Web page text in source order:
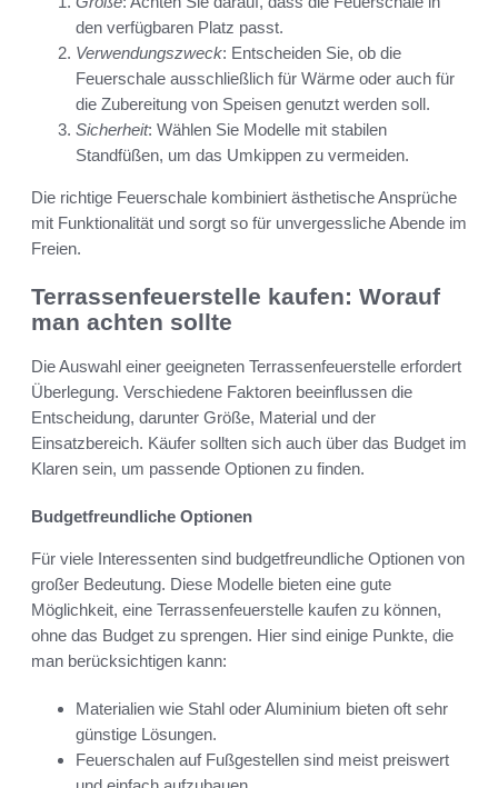
den verfügbaren Platz passt.
Verwendungszweck: Entscheiden Sie, ob die
Feuerschale ausschließlich für Wärme oder auch für
die Zubereitung von Speisen genutzt werden soll.
Sicherheit: Wählen Sie Modelle mit stabilen
Standfüßen, um das Umkippen zu vermeiden.
Die richtige Feuerschale kombiniert ästhetische Ansprüche
mit Funktionalität und sorgt so für unvergessliche Abende im
Freien.
Terrassenfeuerstelle kaufen: Worauf
man achten sollte
Die Auswahl einer geeigneten Terrassenfeuerstelle erfordert
Überlegung. Verschiedene Faktoren beeinflussen die
Entscheidung, darunter Größe, Material und der
Einsatzbereich. Käufer sollten sich auch über das Budget im
Klaren sein, um passende Optionen zu finden.
Budgetfreundliche Optionen
Für viele Interessenten sind budgetfreundliche Optionen von
großer Bedeutung. Diese Modelle bieten eine gute
Möglichkeit, eine Terrassenfeuerstelle kaufen zu können,
ohne das Budget zu sprengen. Hier sind einige Punkte, die
man berücksichtigen kann:
Materialien wie Stahl oder Aluminium bieten oft sehr
günstige Lösungen.
Feuerschalen auf Fußgestellen sind meist preiswert